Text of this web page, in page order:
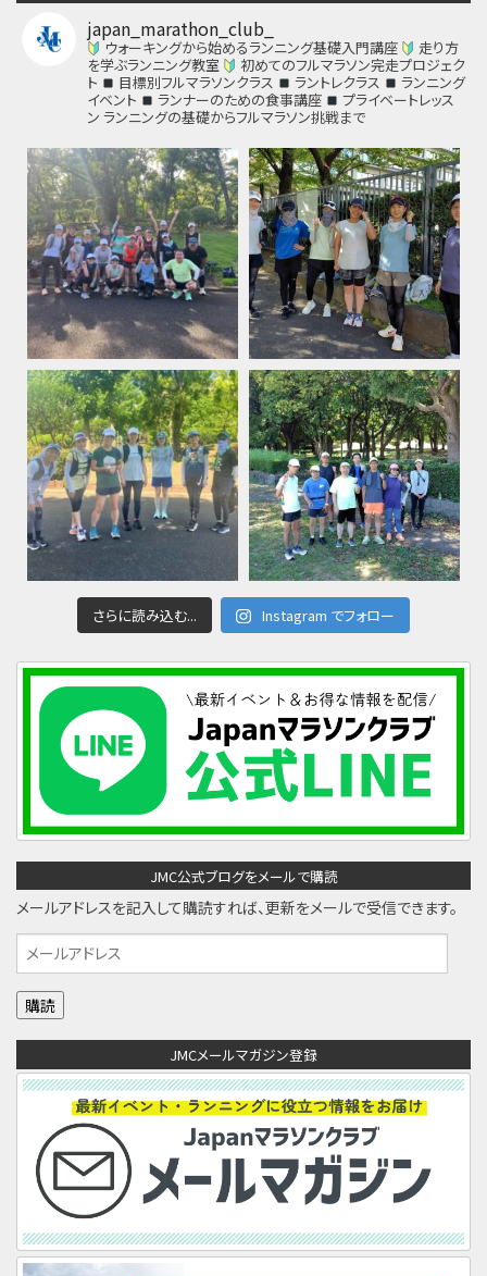
japan_marathon_club_
ウォーキングから始めるランニング基礎入門講座
走り方
を学ぶランニング教室
初めてのフルマラソン完走プロジェク
ト
目標別フルマラソンクラス ラントレクラス
ランニング
イベント
ランナーのための食事講座
プライベートレッス
ン ランニングの基礎からフルマラソン挑戦まで
さらに読み込む... Instagram でフォロー
JMC公式ブログをメールで購読
メールアドレスを記入して購読すれば、更新をメールで受信できます。
メ
ー
ル
レ
JMCメールマガジン登録